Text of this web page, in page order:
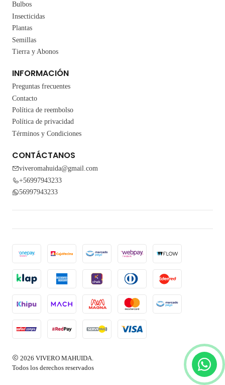
Bulbos
Insecticidas
Plantas
Semillas
Tierra y Abonos
INFORMACIÓN
Preguntas frecuentes
Contacto
Política de reembolso
Política de privacidad
Términos y Condiciones
CONTÁCTANOS
viveromahuida@gmail.com
+56997943233
56997943233
2026 VIVERO MAHUIDA.
Todos los derechos reservados